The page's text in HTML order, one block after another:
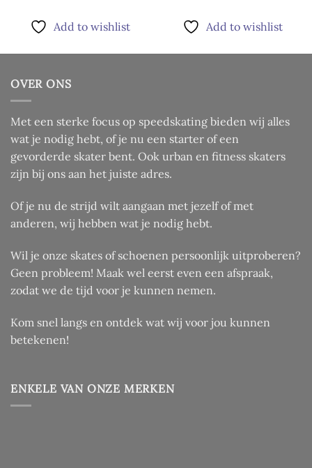
product
Deze
optie
gekozen
worden
de
productpagina
Add to wishlist
product
gekozen
worden
productpagina
Add to wishlist
OVER ONS
Met een sterke focus op speedskating bieden wij alles
wat je nodig hebt, of je nu een starter of een
gevorderde skater bent. Ook urban en fitness skaters
zijn bij ons aan het juiste adres.
Of je nu de strijd wilt aangaan met jezelf of met
anderen, wij hebben wat je nodig hebt.
Wil je onze skates of schoenen persoonlijk uitproberen?
Geen probleem! Maak wel eerst even een afspraak,
zodat we de tijd voor je kunnen nemen.
Kom snel langs en ontdek wat wij voor jou kunnen
betekenen!
ENKELE VAN ONZE MERKEN